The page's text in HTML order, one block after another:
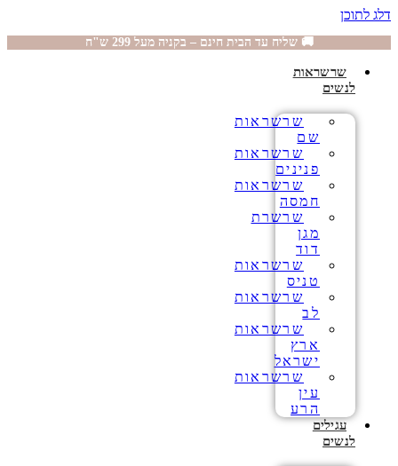
דלג לתוכן
🚚 שליח עד הבית חינם – בקניה מעל 299 ש"ח
שרשראות
לנשים
שרשראות
שם
שרשראות
פנינים
שרשראות
חמסה
שרשרת
מגן
דוד
שרשראות
טניס
שרשראות
לב
שרשראות
ארץ
ישראל
שרשראות
עין
הרע
עגילים
לנשים